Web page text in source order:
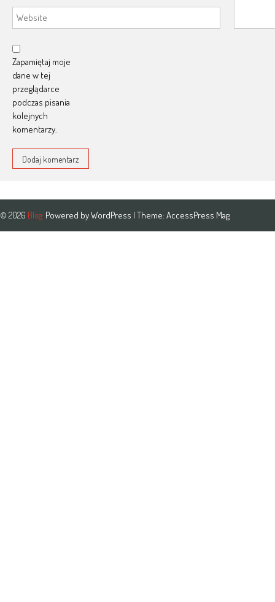
Zapamiętaj moje
dane w tej
przeglądarce
podczas pisania
kolejnych
komentarzy.
© 2026 Blog Powered byWordPress | Theme: AccessPress Mag